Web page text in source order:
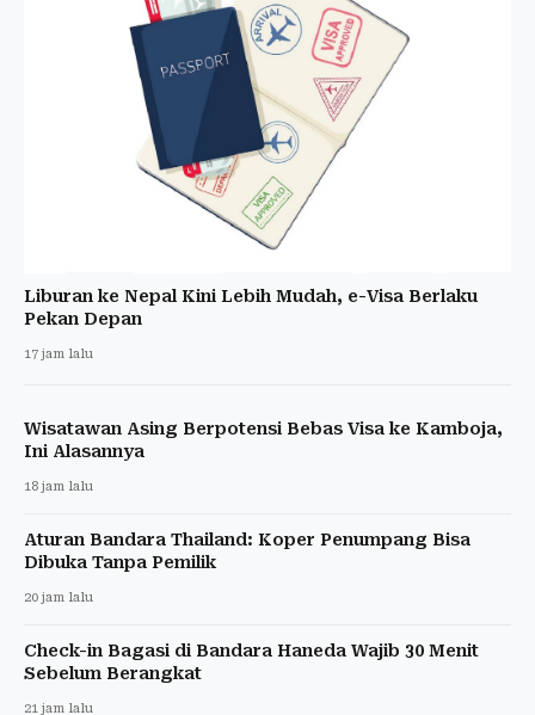
Liburan ke Nepal Kini Lebih Mudah, e-Visa Berlaku
Pekan Depan
17 jam lalu
Wisatawan Asing Berpotensi Bebas Visa ke Kamboja,
Ini Alasannya
18 jam lalu
Aturan Bandara Thailand: Koper Penumpang Bisa
Dibuka Tanpa Pemilik
20 jam lalu
Check-in Bagasi di Bandara Haneda Wajib 30 Menit
Sebelum Berangkat
21 jam lalu